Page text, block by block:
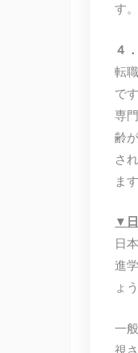
す。
４
転
で
専
齢
さ
ます
▼
日
進
ょ
一